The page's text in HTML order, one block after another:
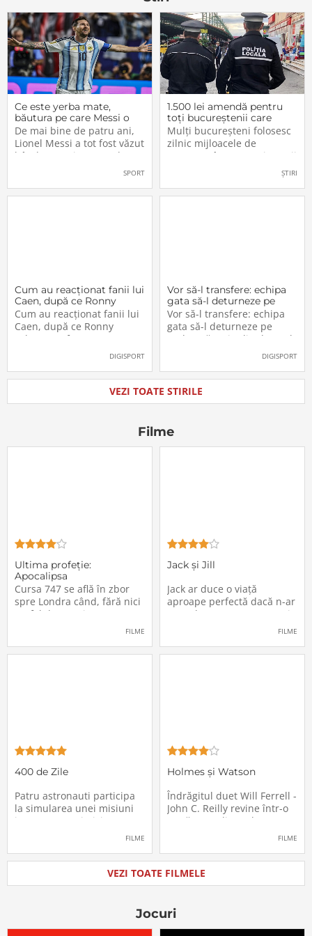
Nuanța de
Ce este yerba mate,
băutura pe care Messi o
bea înainte de meciurile
din Campionatul Mondial
2026
De mai bine de patru ani,
Lionel Messi a tot fost văzut
bând un ceai extrem de
popular în Argentina. Este
plantă tradițională sud-
SPORT
1.500 lei amendă pentru
toți bucureștenii care
refuză să facă acest lucru
acum, în 2026.
Mulți bucureșteni folosesc
zilnic mijloacele de
transport în comun, iar unii
dintre ei călătoresc adesea
cu autobuzul sau tramvaiul
fără a plăti un bilet. Iar în
ȘTIRI
Cum au reacționat fanii lui
Caen, după ce Ronny
Labonne a fost prezentat
oficial la FCSB
Cum au reacționat fanii lui
Caen, după ce Ronny
Labonne a fost prezentat
DIGISPORT
Vor să-l transfere: echipa
gata să-l deturneze pe
Radu Drăgușin din drumul
către Juventus!
Vor să-l transfere: echipa
gata să-l deturneze pe
Radu Drăgușin din drumul
DIGISPORT
VEZI TOATE STIRILE
Filme
Ultima profeţie:
Apocalipsa
Cursa 747 se află în zbor
spre Londra când, fără nici
un fel de avertisment,
pasagerii încep să dispară
locurile lor. Teroarea și
FILME
Jack și Jill
Jack ar duce o viață
aproape perfectă dacă n-ar
avea de suportat o excepție
sărbători - sora lui
FILME
400 de Zile
Patru astronauti participa
la simularea unei misiuni
in care sunt trimisi pe o
psihologice pe care le are
calatoria in spatiu. Starea
mentala a astronautilor
FILME
Holmes și Watson
Îndrăgitul duet Will Ferrell -
John C. Reilly revine într-o
nouă comedie: Holmes &
Watson, povestea super-
Holmes și a asistentului
său, dr. Watson, inspirată
de romanul best-seller al
De data
FILME
VEZI TOATE FILMELE
Jocuri